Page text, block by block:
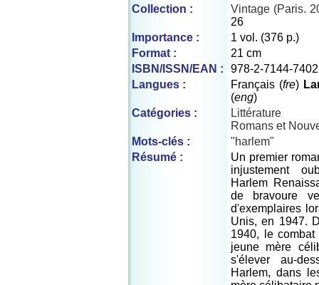
Collection :
Vintage (Paris.
26
Importance :
1 vol. (376 p.)
Format :
21 cm
ISBN/ISSN/EAN :
978-2-7144-
Langues :
Français (fre)
(eng)
Catégories :
Littérature
Romans et
Mots-clés :
"harlem"
Résumé :
Un premier
injustement
Harlem
de bravoure
d'exemplaires
Unis, en 1947.
1940, le
jeune mère
s'élever au-
Harlem, dans